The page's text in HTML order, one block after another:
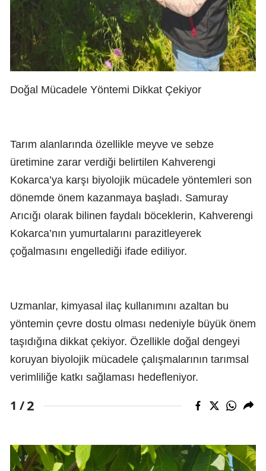
Doğal Mücadele Yöntemi Dikkat Çekiyor
Tarım alanlarında özellikle meyve ve sebze
üretimine zarar verdiği belirtilen Kahverengi
Kokarca’ya karşı biyolojik mücadele yöntemleri son
dönemde önem kazanmaya başladı. Samuray
Arıcığı olarak bilinen faydalı böceklerin, Kahverengi
Kokarca’nın yumurtalarını parazitleyerek
çoğalmasını engellediği ifade ediliyor.
Uzmanlar, kimyasal ilaç kullanımını azaltan bu
yöntemin çevre dostu olması nedeniyle büyük önem
taşıdığına dikkat çekiyor. Özellikle doğal dengeyi
koruyan biyolojik mücadele çalışmalarının tarımsal
verimliliğe katkı sağlaması hedefleniyor.
1 /2